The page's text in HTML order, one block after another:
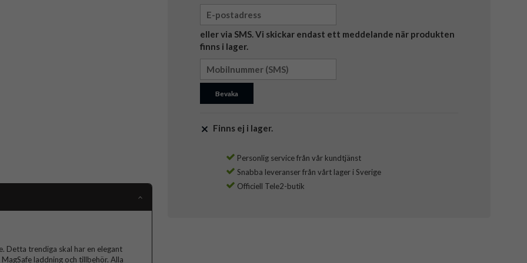
eller via SMS. Vi skickar endast ett meddelande när produkten
finns i lager.
Bevaka
Finns ej i lager.
Personlig service från vår kundtjänst
Snabba leveranser från vårt lager i Sverige
Officiell Tele2-butik
Detta trendiga skal har en elegant
laddning och tillbehör. Alla